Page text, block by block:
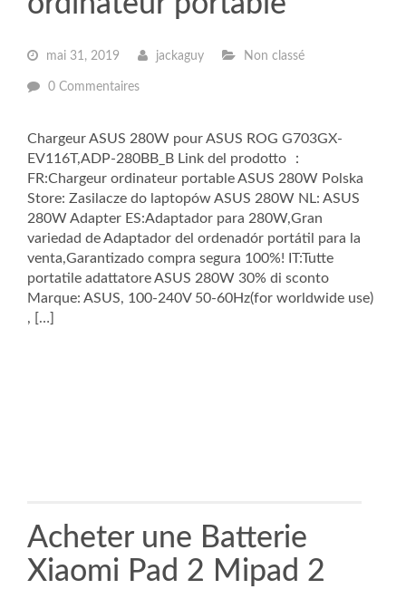
mai 31, 2019 jackaguy Non classé
0 Commentaires
Chargeur ASUS 280W pour ASUS ROG G703GX-
EV116T,ADP-280BB_B Link del prodotto ：
FR:Chargeur ordinateur portable ASUS 280W Polska
Store: Zasilacze do laptopów ASUS 280W NL: ASUS
280W Adapter ES:Adaptador para 280W,Gran
variedad de Adaptador del ordenadór portátil para la
venta,Garantizado compra segura 100%! IT:Tutte
portatile adattatore ASUS 280W 30% di sconto
Marque: ASUS, 100-240V 50-60Hz(for worldwide use)
, […]
Acheter une Batterie
Xiaomi Pad 2 Mipad 2